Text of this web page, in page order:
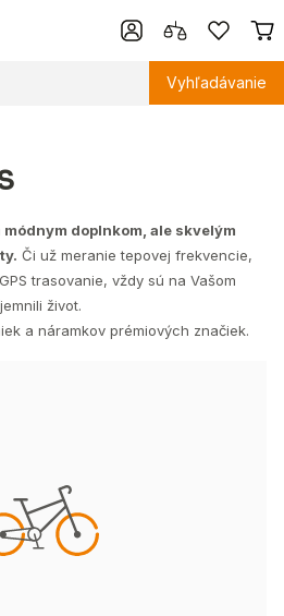
Vyhľadávanie
doplnkom, ale skvelým
Či už meranie tepovej frekvencie,
trasovanie, vždy sú na Vašom
život.
a náramkov prémiových značiek.